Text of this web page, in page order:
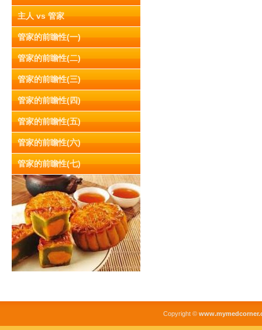
主人 vs 管家
管家的前瞻性(一)
管家的前瞻性(二)
管家的前瞻性(三)
管家的前瞻性(四)
管家的前瞻性(五)
管家的前瞻性(六)
管家的前瞻性(七)
Copyright ©